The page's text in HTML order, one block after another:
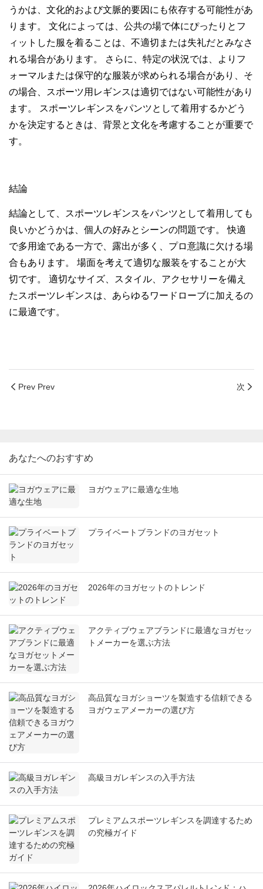
うかは、文化的および文脈的要因にも依存する可能性があ
ります。 文化によっては、公共の場で体にぴったりとフ
ィットした服を着ることは、不適切または失礼だとみなさ
れる場合があります。 さらに、特定の状況では、よりフ
ォーマルまたは保守的な服装が求められる場合があり、そ
の場合、スポーツ用レギンスは適切ではない可能性があり
ます。 スポーツレギンスをパンツとして着用するかどう
かを決定するときは、背景と文化を考慮することが重要で
す。
結論
結論として、スポーツレギンスをパンツとして着用しても
良いかどうかは、個人の好みとシーンの問題です。 快適
で多用途である一方で、露出が多く、プロ意識に欠ける場
合もあります。 場面を考えて適切な服装をすることが大
切です。 適切なサイズ、スタイル、アクセサリーを備え
たスポーツレギンスは、あらゆるワードローブに加えるの
に最適です。
Prev Prev 次
あなたへのおすすめ
ヨガウェアに最適な生地
プライベートブランドのヨガセット
2026年のヨガセットのトレンド
アクティブウェアブランドに最適なヨガセッ
トメーカーを選ぶ方法
高品質なヨガショーツを製造する信頼できる
ヨガウェアメーカーの選び方
高級ヨガレギンスの入手方法
プレミアムスポーツレギンスを調達するため
の究極ガイド